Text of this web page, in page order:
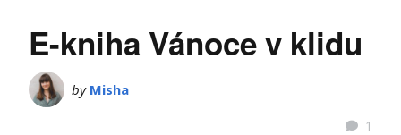
E-kniha Vánoce v klidu
by Misha
1